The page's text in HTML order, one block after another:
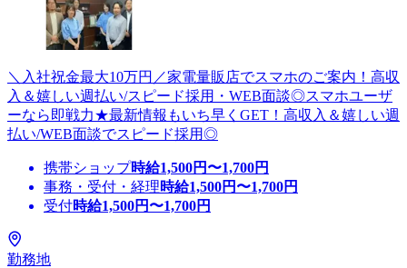
＼入社祝金最大10万円／家電量販店でスマホのご案内！高収
入＆嬉しい週払い/スピード採用・WEB面談◎スマホユーザ
ーなら即戦力★最新情報もいち早くGET！高収入＆嬉しい週
払い/WEB面談でスピード採用◎
携帯ショップ時給1,500円〜1,700円
事務・受付・経理時給1,500円〜1,700円
受付時給1,500円〜1,700円
勤務地